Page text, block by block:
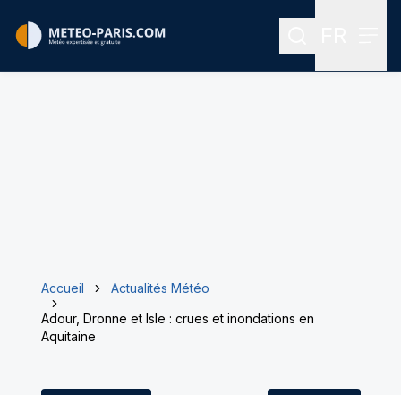
Rechercher
Accueil
Actualités Météo
Adour, Dronne et Isle : crues et inondations en
Aquitaine